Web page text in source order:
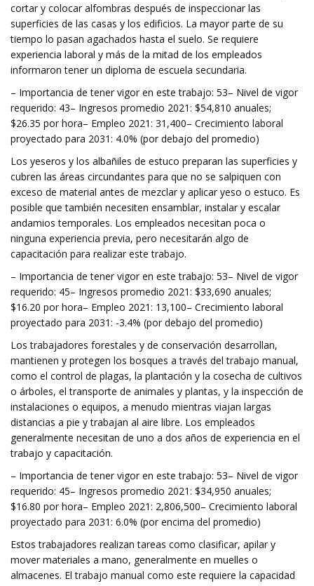
cortar y colocar alfombras después de inspeccionar las
superficies de las casas y los edificios. La mayor parte de su
tiempo lo pasan agachados hasta el suelo. Se requiere
experiencia laboral y más de la mitad de los empleados
informaron tener un diploma de escuela secundaria.
– Importancia de tener vigor en este trabajo: 53– Nivel de vigor
requerido: 43– Ingresos promedio 2021: $54,810 anuales;
$26.35 por hora– Empleo 2021: 31,400– Crecimiento laboral
proyectado para 2031: 4.0% (por debajo del promedio)
Los yeseros y los albañiles de estuco preparan las superficies y
cubren las áreas circundantes para que no se salpiquen con
exceso de material antes de mezclar y aplicar yeso o estuco. Es
posible que también necesiten ensamblar, instalar y escalar
andamios temporales. Los empleados necesitan poca o
ninguna experiencia previa, pero necesitarán algo de
capacitación para realizar este trabajo.
– Importancia de tener vigor en este trabajo: 53– Nivel de vigor
requerido: 45– Ingresos promedio 2021: $33,690 anuales;
$16.20 por hora– Empleo 2021: 13,100– Crecimiento laboral
proyectado para 2031: -3.4% (por debajo del promedio)
Los trabajadores forestales y de conservación desarrollan,
mantienen y protegen los bosques a través del trabajo manual,
como el control de plagas, la plantación y la cosecha de cultivos
o árboles, el transporte de animales y plantas, y la inspección de
instalaciones o equipos, a menudo mientras viajan largas
distancias a pie y trabajan al aire libre. Los empleados
generalmente necesitan de uno a dos años de experiencia en el
trabajo y capacitación.
– Importancia de tener vigor en este trabajo: 53– Nivel de vigor
requerido: 45– Ingresos promedio 2021: $34,950 anuales;
$16.80 por hora– Empleo 2021: 2,806,500– Crecimiento laboral
proyectado para 2031: 6.0% (por encima del promedio)
Estos trabajadores realizan tareas como clasificar, apilar y
mover materiales a mano, generalmente en muelles o
almacenes. El trabajo manual como este requiere la capacidad